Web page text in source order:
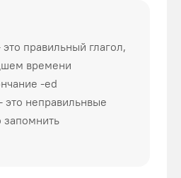
правильный глагол,
времени
-ed
неправильнвые
запомнить